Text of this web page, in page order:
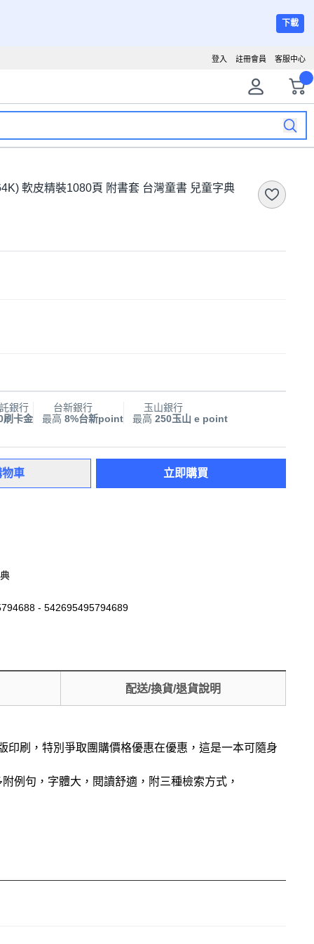
下載
客服中心
註冊會員
登入
軟皮精裝1080頁 附書套 台灣童書 兒童字典
銀行
刷卡金
台新銀行
最高 8%台新point
玉山銀行
最高 250玉山 e point
車 立即購買
- 542695495794689
配送/換貨/退貨說明
刷，特別爭取團購價格優惠在優惠，這是一本可隨身
例句，字體大，閱讀舒適，附三種檢索方式，